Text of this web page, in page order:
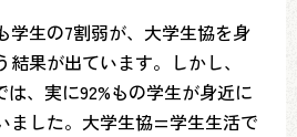
学生の7割弱が、大学生協を身
果が出ています。しかし、
は、実に92%もの学生が身近に
ました。大学生協=学生生活で